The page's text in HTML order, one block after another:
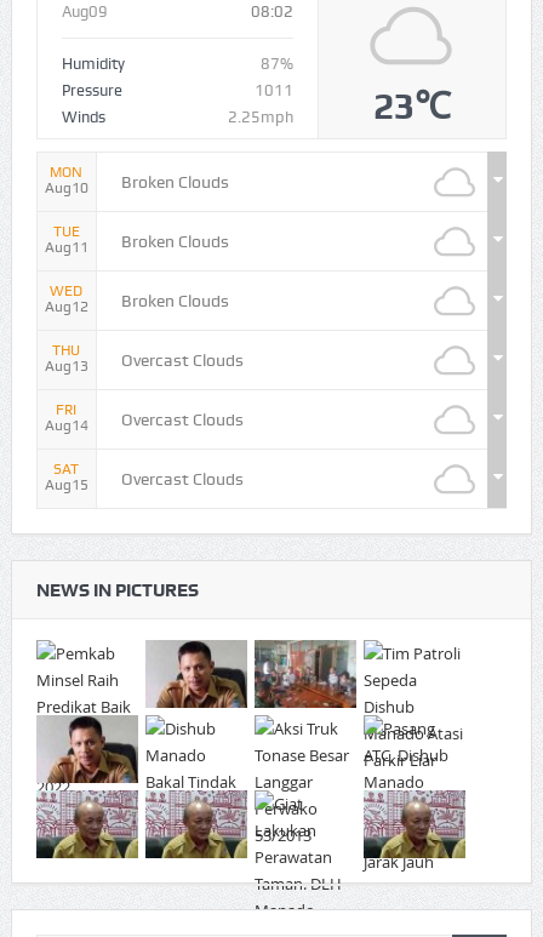
Aug09 08:02
Humidity
87%
Pressure
1011
Winds
2.25mph 23℃
MON
Aug10
Broken Clouds
TUE
Aug11
Broken Clouds
WED
Aug12
Broken Clouds
THU
Aug13
Overcast Clouds
FRI
Aug14
Overcast Clouds
SAT
Aug15
Overcast Clouds
NEWS IN PICTURES